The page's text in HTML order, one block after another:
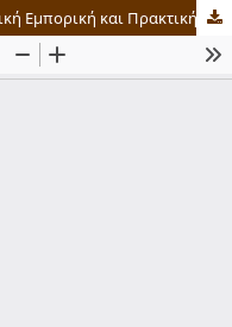
Η εν Θεσσαλονίκη νέα Ελληνογαλλική Εμπορική και Πρακτική Σχολή